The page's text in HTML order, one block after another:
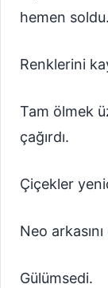
hemen soldu.
Renklerini
Tam ölmek
çağırdı.
Çiçekler
Neo
Gülümsedi.